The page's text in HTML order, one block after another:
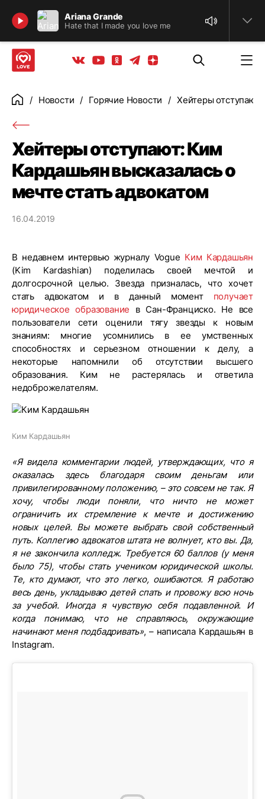
Ariana Grande
Hate that I made you love me
Найти
Вконтакте
YoutubeОдноклассники
ТелеграмЯндекс дзен
ГлавнаяНовости Горячие Новости Хейтеры
Хейтеры отступают: Ким
Кардашьян высказалась о
мечте стать адвокатом
16.04.2019
В недавнем интервью журналу Vogue Ким Кардашьян
(Kim Kardashian) поделилась своей мечтой и
долгосрочной целью. Звезда призналась, что хочет
стать адвокатом и в данный момент получает
юридическое образование в Сан-Франциско. Не все
пользователи сети оценили тягу звезды к новым
знаниям: многие усомнились в ее умственных
способностях и серьезном отношении к делу, а
некоторые напомнили об отсутствии высшего
образования. Ким не растерялась и ответила
недоброжелателям.
Ким Кардашьян
«Я видела комментарии людей, утверждающих, что я
оказалась здесь благодаря своим деньгам или
привилегированному положению, – это совсем не так. Я
хочу, чтобы люди поняли, что ничто не может
ограничить их стремление к мечте и достижению
новых целей. Вы можете выбрать свой собственный
путь. Коллегию адвокатов штата не волнует, кто вы. Да,
я не закончила колледж. Требуется 60 баллов (у меня
было 75), чтобы стать учеником юридической школы.
Те, кто думают, что это легко, ошибаются. Я работаю
весь день, укладываю детей спать и провожу всю ночь
за учебой. Иногда я чувствую себя подавленной. И
когда понимаю, что не справляюсь, окружающие
начинают меня подбадривать», – написала Кардашьян в
Instagram.